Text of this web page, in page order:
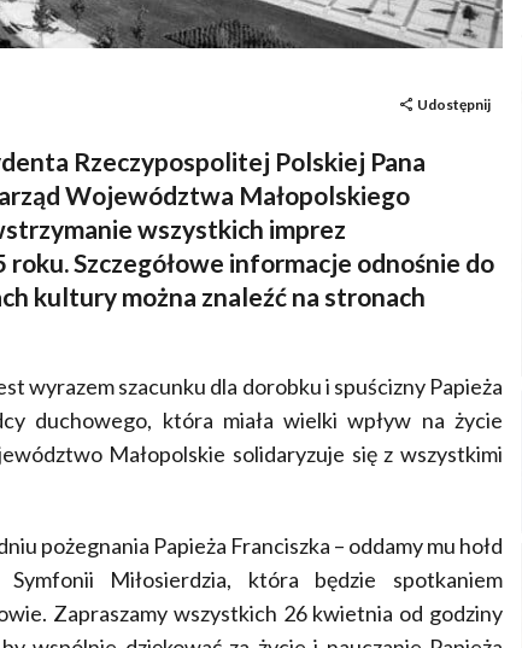
Udostępnij
Rzeczypospolitej Polskiej Pana
Województwa Małopolskiego
wszystkich imprez
Szczegółowe informacje odnośnie do
kultury można znaleźć na stronach
wyrazem szacunku dla dorobku i spuścizny Papieża
duchowego, która miała wielki wpływ na życie
Małopolskie solidaryzuje się z wszystkimi
pożegnania Papieża Franciszka – oddamy mu hołd
Miłosierdzia, która będzie spotkaniem
Zapraszamy wszystkich 26 kwietnia od godziny